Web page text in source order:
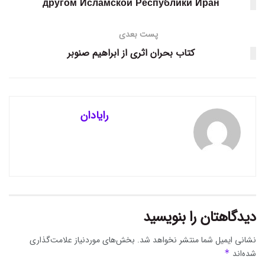
другом Исламской Республики Иран
پست بعدی
کتاب بحران اثری از ابراهیم صنوبر
رایادان
دیدگاهتان را بنویسید
نشانی ایمیل شما منتشر نخواهد شد. بخش‌های موردنیاز علامت‌گذاری
شده‌اند *